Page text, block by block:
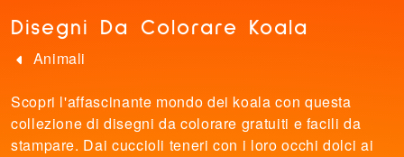
Disegni Da Colorare Koala
Animali
Scopri l'affascinante mondo dei koala con questa
collezione di disegni da colorare gratuiti e facili da
stampare. Dai cuccioli teneri con i loro occhi dolci ai